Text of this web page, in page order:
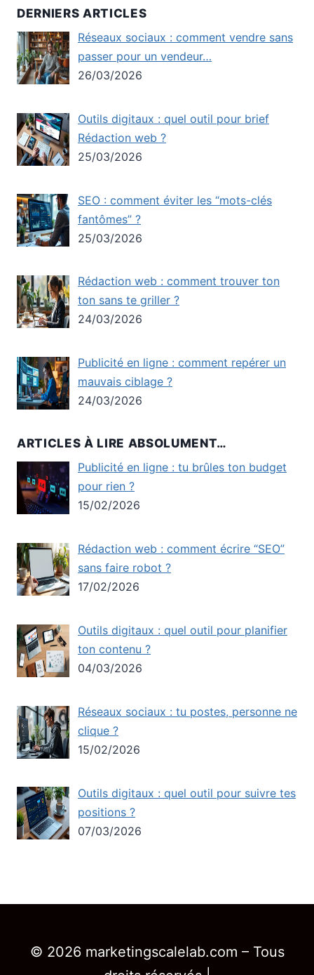
DERNIERS ARTICLES
Réseaux sociaux : comment vendre sans
passer pour un vendeur…
26/03/2026
Outils digitaux : quel outil pour brief
Rédaction web ?
25/03/2026
SEO : comment éviter les “mots-clés
fantômes” ?
25/03/2026
Rédaction web : comment trouver ton
ton sans te griller ?
24/03/2026
Publicité en ligne : comment repérer un
mauvais ciblage ?
24/03/2026
ARTICLES À LIRE ABSOLUMENT…
Publicité en ligne : tu brûles ton budget
pour rien ?
15/02/2026
Rédaction web : comment écrire “SEO”
sans faire robot ?
17/02/2026
Outils digitaux : quel outil pour planifier
ton contenu ?
04/03/2026
Réseaux sociaux : tu postes, personne ne
clique ?
15/02/2026
Outils digitaux : quel outil pour suivre tes
positions ?
07/03/2026
© 2026 marketingscalelab.com – Tous